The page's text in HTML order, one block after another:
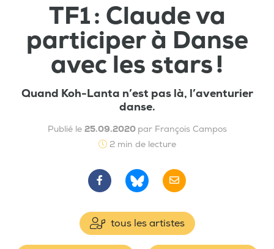
TF1 : Claude va
participer à Danse
avec les stars !
Quand Koh-Lanta n’est pas là, l’aventurier
danse.
Publié le 25.09.2020 par François Campos
2 min de lecture
tous les artistes